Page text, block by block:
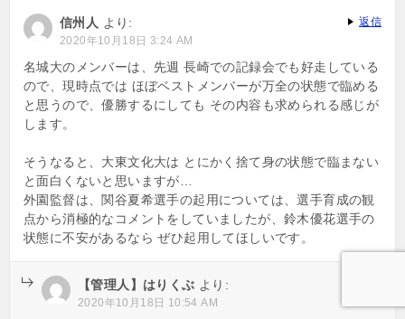
シ
ョ
ン
信州人 より:
2020年10月18日 3:24 AM
名城大のメンバーは、先週 長崎での記録会でも好走している
ので、現時点では ほぼベストメンバーが万全の状態で臨める
と思うので、優勝するにしても その内容も求められる感じが
します。
そうなると、大東文化大は とにかく捨て身の状態で臨まない
と面白くないと思いますが…
外園監督は、関谷夏希選手の起用については、選手育成の観
点から消極的なコメントをしていましたが、鈴木優花選手の
状態に不安があるなら ぜひ起用してほしいです。
返信
【管理人】はりくぶ より:
2020年10月18日 10:54 AM